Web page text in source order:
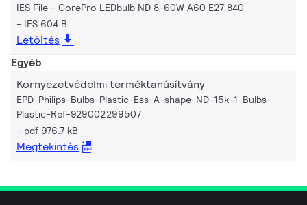
IES File - CorePro LEDbulb ND 8-60W A60 E27 840
IES 604 B
Letöltés
Egyéb
Környezetvédelmi terméktanúsítvány
EPD-Philips-Bulbs-Plastic-Ess-A-shape-ND-15k-1-Bulbs-
Plastic-Ref-929002299507
pdf 976.7 kB
Megtekintés